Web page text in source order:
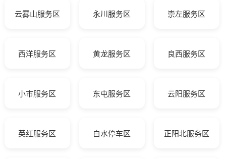
云雾山服务区 永川服务区 崇左服务区
西洋服务区 黄龙服务区 良西服务区
小市服务区 东屯服务区 云阳服务区
英红服务区 白水停车区 正阳北服务区